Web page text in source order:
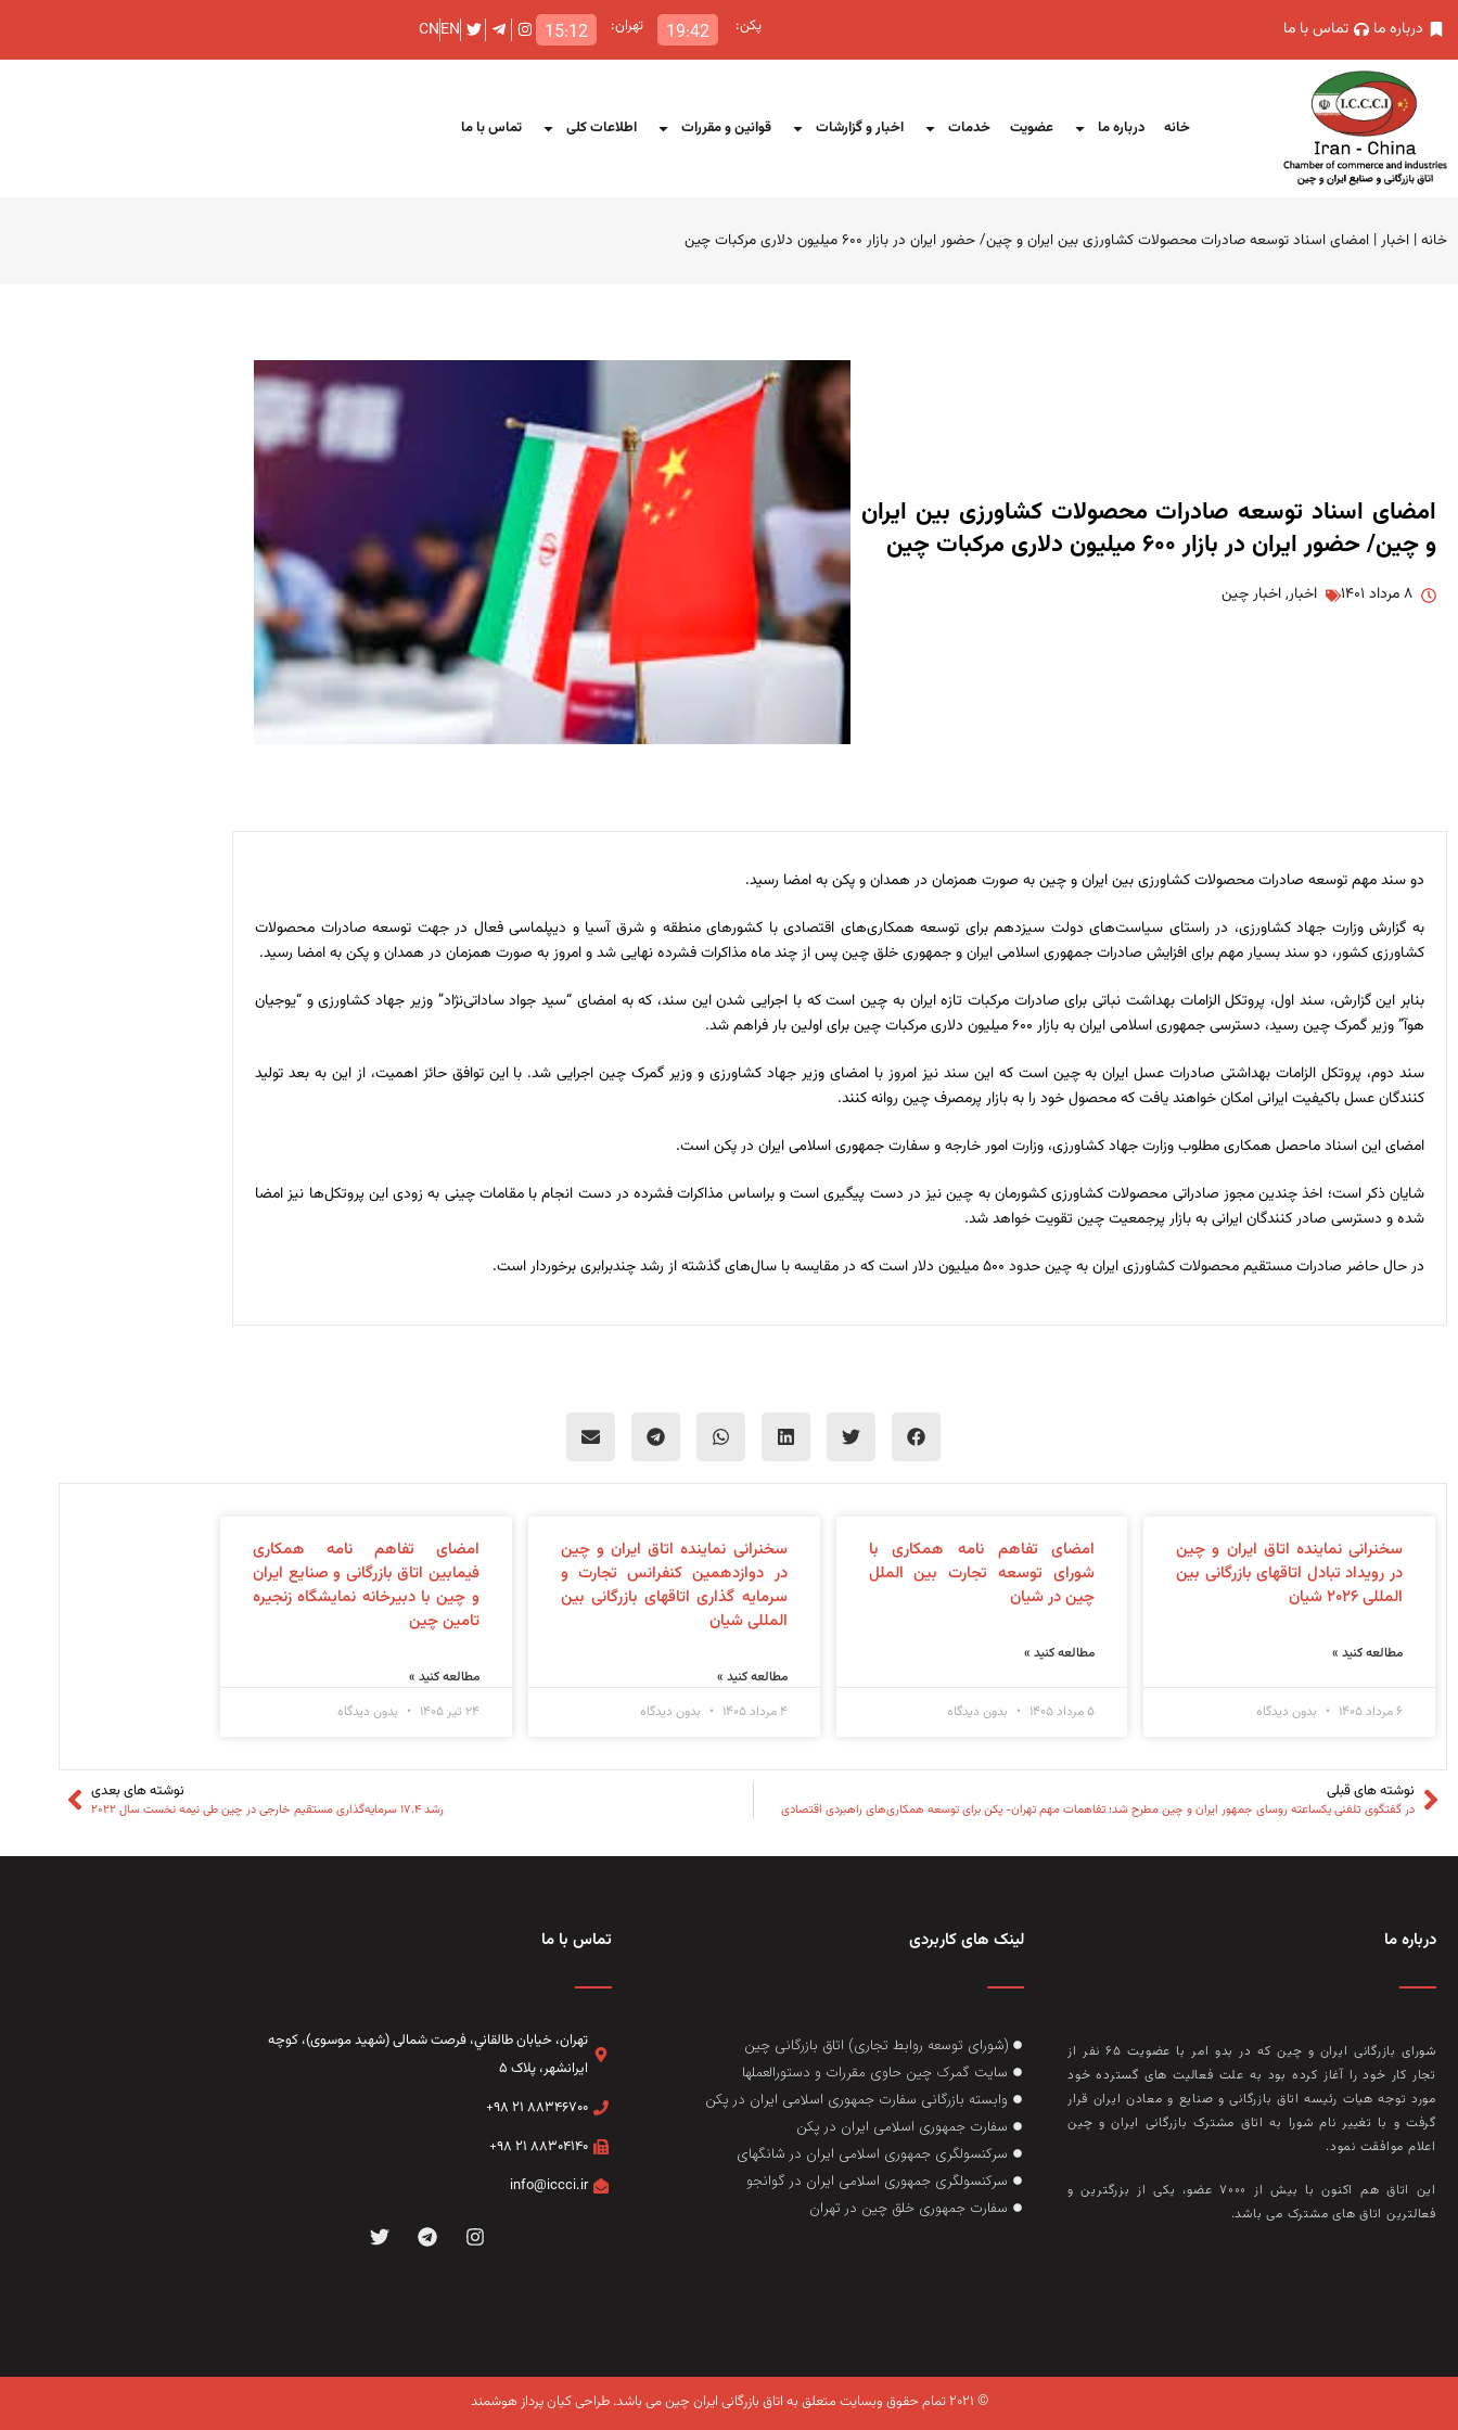
درباره ما تماس با ما پکن: 19:42 تهران: 15:12
EN
CN
خانه درباره ما عضویت خدمات اخبار و گزارشات قوانین و مقررات اطلاعات کلی تماس با ما
خانه| اخبار | امضای اسناد توسعه صادرات محصولات کشاورزی بین ایران و چین/ حضور ایران در بازار ۶۰۰ میلیون دلاری مرکبات چین
امضای اسناد توسعه صادرات محصولات کشاورزی بین ایران
و چین/ حضور ایران در بازار ۶۰۰ میلیون دلاری مرکبات چین
۸ مرداد ۱۴۰۱ اخبار,اخبار چین
دو سند مهم توسعه صادرات محصولات کشاورزی بین ایران و چین به صورت همزمان در همدان و پکن به امضا رسید.
به گزارش وزارت جهاد کشاورزی، در راستای سیاست‌های دولت سیزدهم برای توسعه همکاری‌های اقتصادی با کشورهای منطقه و شرق آسیا و دیپلماسی فعال در جهت توسعه صادرات محصولات
کشاورزی کشور‌، دو سند بسیار مهم برای افزایش صادرات جمهوری اسلامی ایران و جمهوری خلق چین پس از چند ماه مذاکرات فشرده نهایی شد و امروز به صورت همزمان در همدان و پکن به امضا رسید.
بنابر این گزارش‌، سند اول، پروتکل الزامات بهداشت نباتی برای صادرات مرکبات تازه ایران به چین است که با اجرایی شدن این سند، که به امضای “سید جواد ساداتی‌نژاد” وزیر جهاد کشاورزی و “یوجیان
هوآ” وزیر گمرک چین رسید،‌ دسترسی جمهوری اسلامی ایران به بازار ۶۰۰ میلیون دلاری مرکبات چین برای اولین بار فراهم شد.
سند دوم‌، پروتکل الزامات بهداشتی صادرات عسل ایران به چین است که این سند نیز امروز با امضای وزیر جهاد کشاورزی و وزیر گمرک چین اجرایی شد. با این توافق حائز اهمیت‌، از این به بعد تولید
کنندگان عسل باکیفیت ایرانی امکان خواهند یافت که محصول خود را به بازار پرمصرف چین روانه کنند.
امضای این اسناد ماحصل همکاری مطلوب وزارت جهاد کشاورزی‌، وزارت امور خارجه و سفارت جمهوری اسلامی ایران در پکن است.
شایان ذکر است‎؛ اخذ چندین مجوز صادراتی محصولات کشاورزی کشورمان به چین نیز در دست پیگیری است و براساس مذاکرات فشرده در دست انجام با مقامات چینی به زودی این پروتکل‌ها نیز امضا
شده و دسترسی صادر کنندگان ایرانی به بازار پرجمعیت چین تقویت خواهد شد.
در حال حاضر صادرات مستقیم محصولات کشاورزی ایران به چین حدود ۵۰۰ میلیون دلار است که در مقایسه با سال‌های گذشته از رشد چندبرابری برخوردار است.
سخنرانی نماینده اتاق ایران و چین
در رویداد تبادل اتاقهای بازرگانی بین
المللی ۲۰۲۶ شیان
مطالعه کنید »
۶ مرداد ۱۴۰۵ بدون دیدگاه
امضای تفاهم نامه همکاری با
شورای توسعه تجارت بین الملل
چین در شیان
مطالعه کنید »
۵ مرداد ۱۴۰۵ بدون دیدگاه
سخنرانی نماینده اتاق ایران و چین
در دوازدهمین کنفرانس تجارت و
سرمایه گذاری اتاقهای بازرگانی بین
المللی شیان
مطالعه کنید »
۴ مرداد ۱۴۰۵
بدون دیدگاه
امضای تفاهم نامه همکاری
فیمابین اتاق بازرگانی و صنایع ایران
و چین با دبیرخانه نمایشگاه زنجیره
تامین چین
مطالعه کنید »
۲۴ تیر ۱۴۰۵
بدون دیدگاه
نوشته های قبلی
در گفتگوی تلفنی یکساعته روسای جمهور ایران و چین مطرح شد؛ تفاهمات مهم تهران- پکن برای توسعه همکاری‌های راهبردی اقتصادی
نوشته های بعدی
رشد ۱۷.۴ سرمایه‌گذاری مستقیم خارجی در چین طی نیمه نخست سال ۲۰۲۲
درباره ما
شورای بازرگانی ایران و چین که در بدو امر با عضويت ۶۵ نفر از
تجار کار خود را آغاز کرده بود به علت فعاليت‌ های گسترده خود
مورد توجه هيات رئيسه اتاق بازرگانی و صنايع و معادن ايران قرار
گرفت و با تغيير نام شورا به اتاق مشترک بازرگانی ايران و چين
اعلام موافقت نمود.
این اتاق هم‌ اکنون با بيش از ۷۰۰۰ عضو، يکی از بزرگترين و
فعالترين اتاق‌ های مشترک می باشد.
لینک های کاربردی
(شورای توسعه روابط تجاری) اتاق بازرگانی چین
سایت گمرک چین حاوی مقررات و دستورالعملها
وابسته بازرگانی سفارت جمهوری اسلامی ایران در پکن
سفارت جمهوری اسلامی ایران در پکن
سرکنسولگری جمهوری اسلامی ایران در شانگهای
سرکنسولگری جمهوری اسلامی ایران در گوانجو
سفارت جمهوری خلق چین در تهران
تماس با ما
تهران، خيابان طالقاني،‌ فرصت شمالی (شهید موسوی)، کوچه
ایرانشهر، پلاک ۵
۸۸۳۴۶۷۰۰ ۲۱ ۹۸+
۸۸۳۰۴۱۴۰ ۲۱ ۹۸+
info@iccci.ir
© ۲۰۲۱ تمام حقوق وبسایت متعلق به اتاق بازرگانی ایران چین می باشد. طراحی کیان پرداز هوشمند